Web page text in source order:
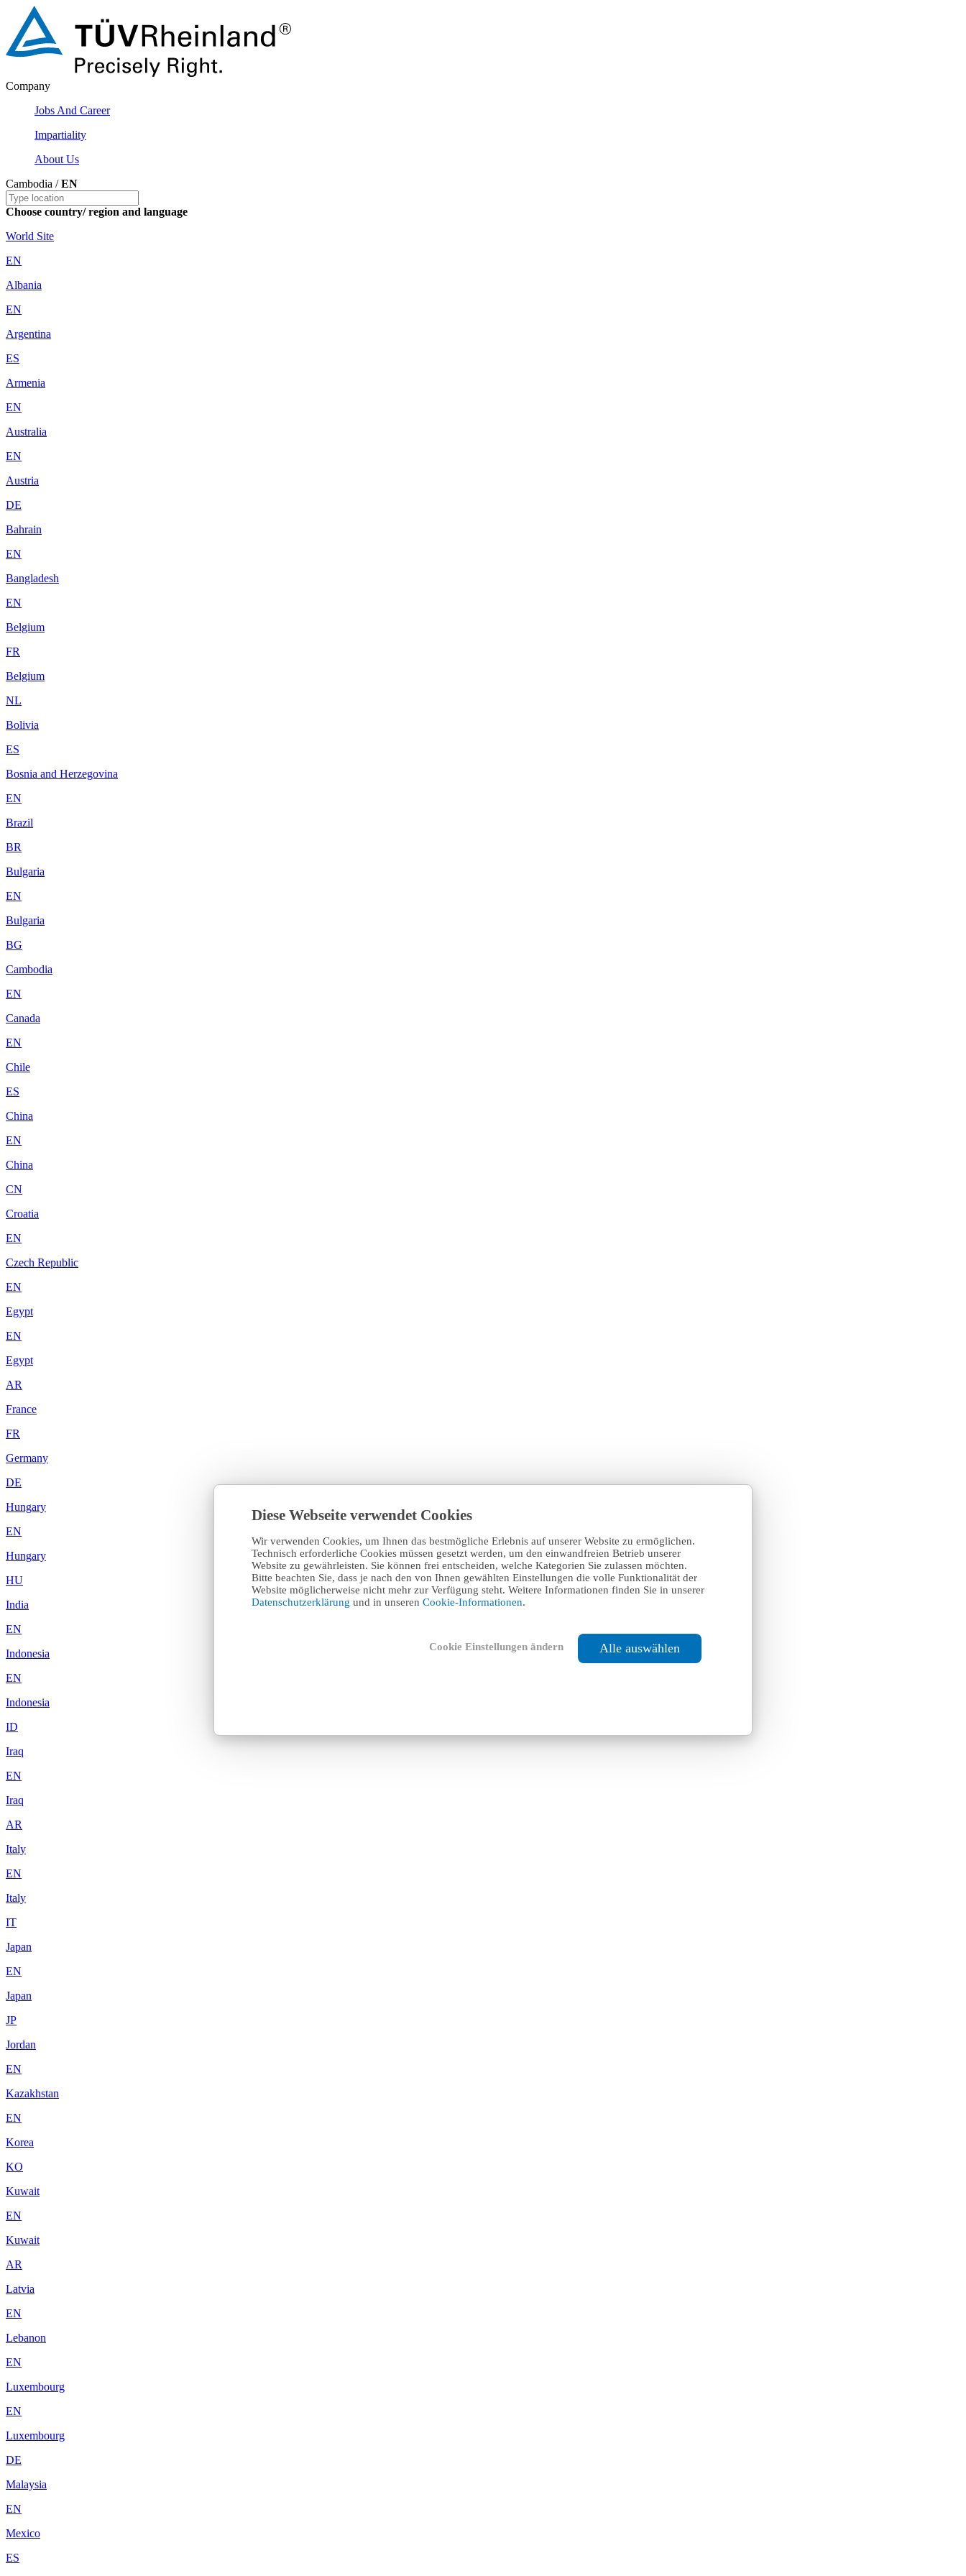
Diese Webseite verwendet Cookies
Wir verwenden Cookies, um Ihnen das bestmögliche Erlebnis auf unserer Website zu ermöglichen.
Technisch erforderliche Cookies müssen gesetzt werden, um den einwandfreien Betrieb unserer
Website zu gewährleisten. Sie können frei entscheiden, welche Kategorien Sie zulassen möchten.
Bitte beachten Sie, dass je nach den von Ihnen gewählten Einstellungen die volle Funktionalität der
Website möglicherweise nicht mehr zur Verfügung steht. Weitere Informationen finden Sie in unserer
Datenschutzerklärung und in unseren Cookie-Informationen.
Cookie Einstellungen ändern Alle auswählen
Company
Jobs And Career
Impartiality
About Us
Cambodia /EN
Choose country/ region and language
World Site
EN
Albania
EN
Argentina
ES
Armenia
EN
Australia
EN
Austria
DE
Bahrain
EN
Bangladesh
EN
Belgium
FR
Belgium
NL
Bolivia
ES
Bosnia and Herzegovina
EN
Brazil
BR
Bulgaria
EN
Bulgaria
BG
Cambodia
EN
Canada
EN
Chile
ES
China
EN
China
CN
Croatia
EN
Czech Republic
EN
Egypt
EN
Egypt
AR
France
FR
Germany
DE
Hungary
EN
Hungary
HU
India
EN
Indonesia
EN
Indonesia
ID
Iraq
EN
Iraq
AR
Italy
EN
Italy
IT
Japan
EN
Japan
JP
Jordan
EN
Kazakhstan
EN
Korea
KO
Kuwait
EN
Kuwait
AR
Latvia
EN
Lebanon
EN
Luxembourg
EN
Luxembourg
DE
Malaysia
EN
Mexico
ES